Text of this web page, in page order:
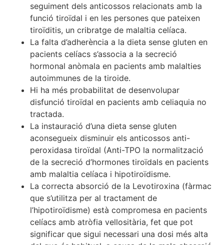
seguiment dels anticossos relacionats amb la
funció tiroïdal i en les persones que pateixen
tiroïditis, un cribratge de malaltia celíaca.
La falta d’adherència a la dieta sense gluten en
pacients celíacs s’associa a la secreció
hormonal anòmala en pacients amb malalties
autoimmunes de la tiroide.
Hi ha més probabilitat de desenvolupar
disfunció tiroïdal en pacients amb celiaquia no
tractada.
La instauració d’una dieta sense gluten
aconsegueix disminuir els anticossos anti-
peroxidasa tiroïdal (Anti-TPO la normalització
de la secreció d’hormones tiroïdals en pacients
amb malaltia celíaca i hipotiroïdisme.
La correcta absorció de la Levotiroxina (fàrmac
que s’utilitza per al tractament de
l’hipotiroïdisme) està compromesa en pacients
celíacs amb atròfia vellositària, fet que pot
significar que sigui necessari una dosi més alta